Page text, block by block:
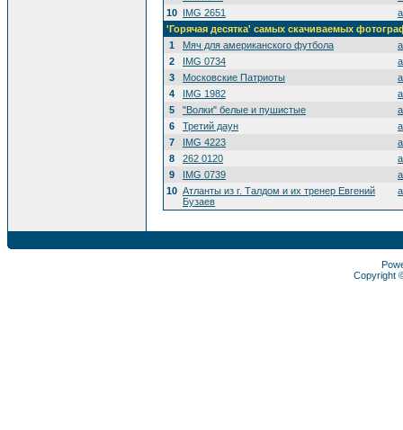
10 IMG 2651
'Горячая десятка' самых скачиваемых
1
Мяч для американского футбола
2
IMG 0734
3
Московские Патриоты
4
IMG 1982
5
"Волки" белые и пушистые
6
Третий даун
7
IMG 4223
8
262 0120
9
IMG 0739
10 Атланты из г. Талдом и их тренер Евгений
Бузаев
Copyright